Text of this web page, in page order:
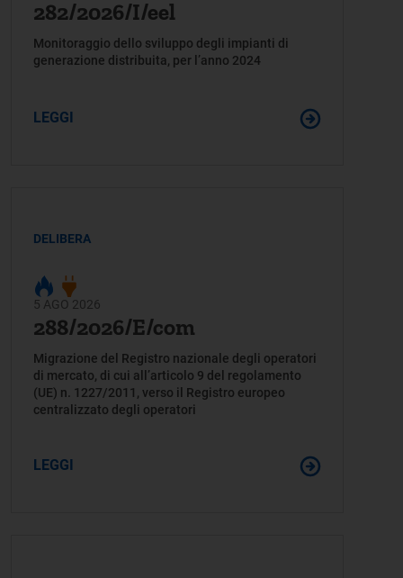
282/2026/I/eel
Monitoraggio dello sviluppo degli impianti di
generazione distribuita, per l’anno 2024
LEGGI
DELIBERA
5 AGO 2026
288/2026/E/com
Migrazione del Registro nazionale degli operatori
di mercato, di cui all’articolo 9 del regolamento
(UE) n. 1227/2011, verso il Registro europeo
centralizzato degli operatori
LEGGI